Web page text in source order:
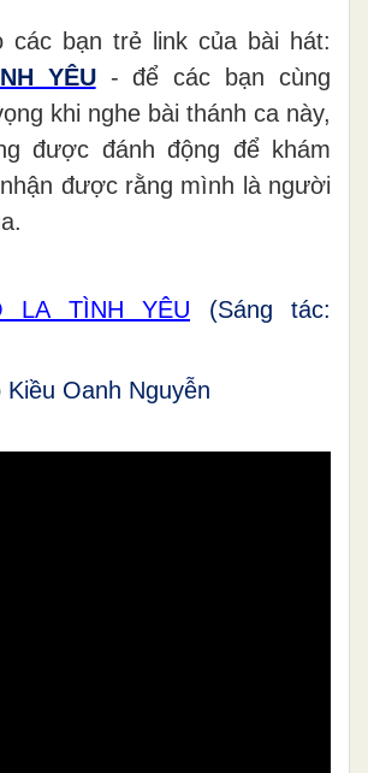
các bạn trẻ link của bài hát:
YÊU- để các bạn cùng
khi nghe bài thánh ca này,
được đánh động để khám
được rằng mình là người
LA TÌNH YÊU (Sáng tác:
Oanh Nguyễn